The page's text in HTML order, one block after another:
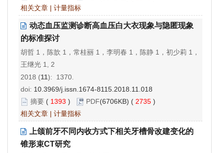
相关文章 | 计量指标
动态血压监测诊断高血压白大衣现象与隐匿现象
的标准探讨
胡哲 1，陈歆 1，常桂丽 1，李明春 1，陈静 1，初少莉 1，
王继光 1, 2
2018 (11): 1370.
doi: 10.3969/j.issn.1674-8115.2018.11.018
摘要 ( 1393 ) PDF(6706KB) ( 2735 )
相关文章 | 计量指标
上颌前牙不同内收方式下相关牙槽骨改建变化的
锥形束CT研究